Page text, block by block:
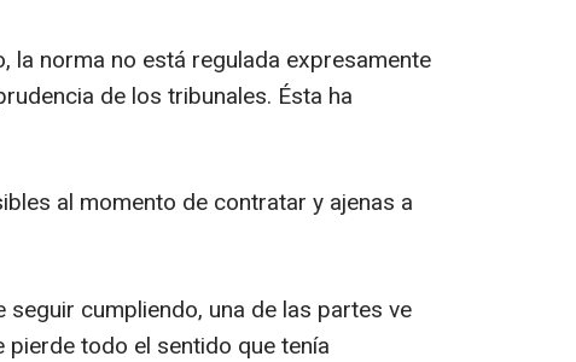
la norma no está regulada expresamente
de los tribunales. Ésta ha
al momento de contratar y ajenas a
cumpliendo, una de las partes ve
todo el sentido que tenía